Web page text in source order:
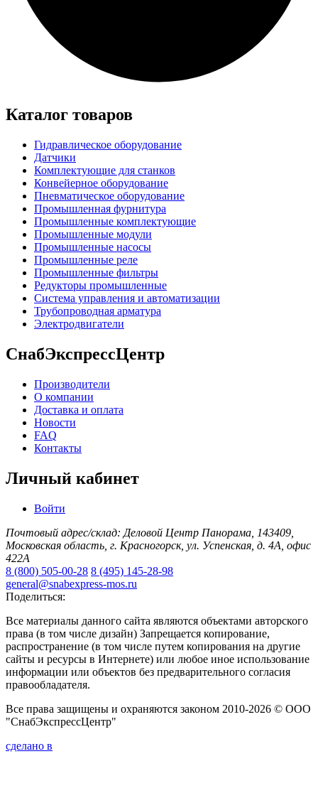
Каталог товаров
Гидравлическое оборудование
Датчики
Комплектующие для станков
Конвейерное оборудование
Пневматическое оборудование
Промышленная фурнитура
Промышленные комплектующие
Промышленные модули
Промышленные насосы
Промышленные реле
Промышленные фильтры
Редукторы промышленные
Система управления и автоматизации
Трубопроводная арматура
Электродвигатели
СнабЭкспрессЦентр
Производители
О компании
Доставка и оплата
Новости
FAQ
Контакты
Личный кабинет
Войти
Почтовый адрес/склад: Деловой Центр Панорама, 143409,
Московская область, г. Красногорск, ул. Успенская, д. 4А, офис
422А
8 (800) 505-00-28 8 (495) 145-28-98
general@snabexpress-mos.ru
Поделиться:
Все материалы данного сайта являются объектами авторского
права (в том числе дизайн) Запрещается копирование,
распространение (в том числе путем копирования на другие
сайты и ресурсы в Интернете) или любое иное использование
информации или объектов без предварительного согласия
правообладателя.
Все права защищены и охраняются законом 2010-2026 © ООО
"СнабЭкспрессЦентр"
сделано в